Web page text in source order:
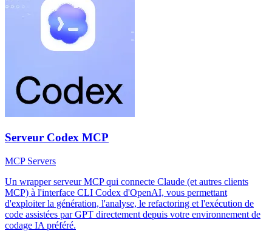
Serveur Codex MCP
MCP Servers
Un wrapper serveur MCP qui connecte Claude (et autres clients
MCP) à l'interface CLI Codex d'OpenAI, vous permettant
d'exploiter la génération, l'analyse, le refactoring et l'exécution de
code assistées par GPT directement depuis votre environnement de
codage IA préféré.